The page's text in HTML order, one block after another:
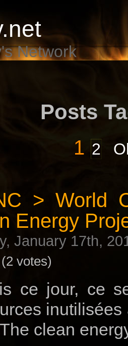
Network
Posts
1 2
> World
Energy
January 17th,
(2 votes)
ce jour, ce
inutilisées
clean